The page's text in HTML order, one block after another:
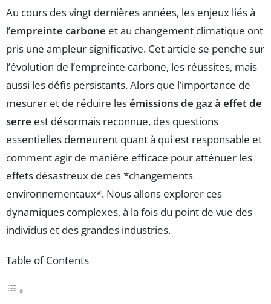
Au cours des vingt dernières années, les enjeux liés à
l’empreinte carbone et au changement climatique ont
pris une ampleur significative. Cet article se penche sur
l’évolution de l’empreinte carbone, les réussites, mais
aussi les défis persistants. Alors que l’importance de
mesurer et de réduire lesémissions de gaz à effet de
serre est désormais reconnue, des questions
essentielles demeurent quant à qui est responsable et
comment agir de manière efficace pour atténuer les
effets désastreux de ces *changements
environnementaux*. Nous allons explorer ces
dynamiques complexes, à la fois du point de vue des
individus et des grandes industries.
Table of Contents